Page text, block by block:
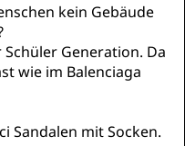
kein Gebäude
Generation. Da
wie im Balenciaga
Sandalen mit Socken.